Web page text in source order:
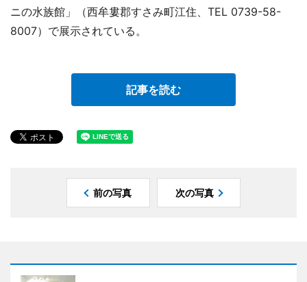
ニの水族館」（西牟婁郡すさみ町江住、TEL 0739-58-
8007）で展示されている。
記事を読む
前の写真 次の写真